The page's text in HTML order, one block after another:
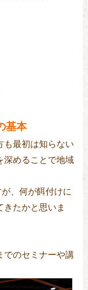
基本
も最初は知らない
深めることで地域
、何が餌付けに
たかと思いま
でのセミナーや講